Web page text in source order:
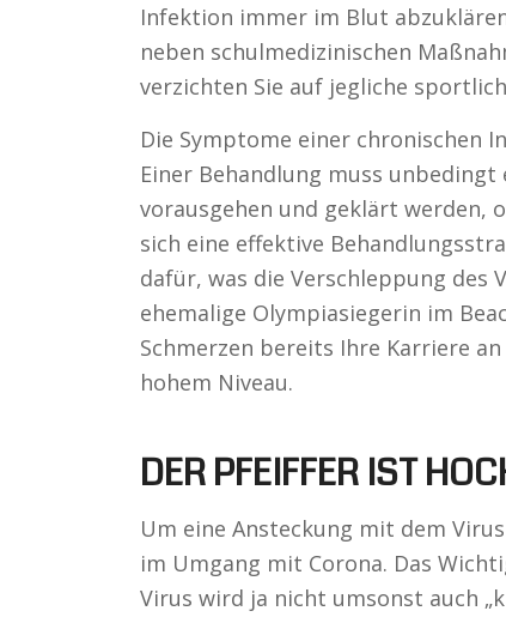
Infektion immer im Blut
neben schulmedizinischen
verzichten Sie auf jegliche
Die Symptome einer chronischen
Einer Behandlung muss
vorausgehen und geklärt werden,
sich eine effektive
dafür, was die Verschleppung des
ehemalige Olympiasiegerin im
Schmerzen bereits Ihre Karriere
hohem Niveau.
DER PFEIFFER IST
Um eine Ansteckung mit dem
im Umgang mit Corona. Das
Virus wird ja nicht umsonst auch